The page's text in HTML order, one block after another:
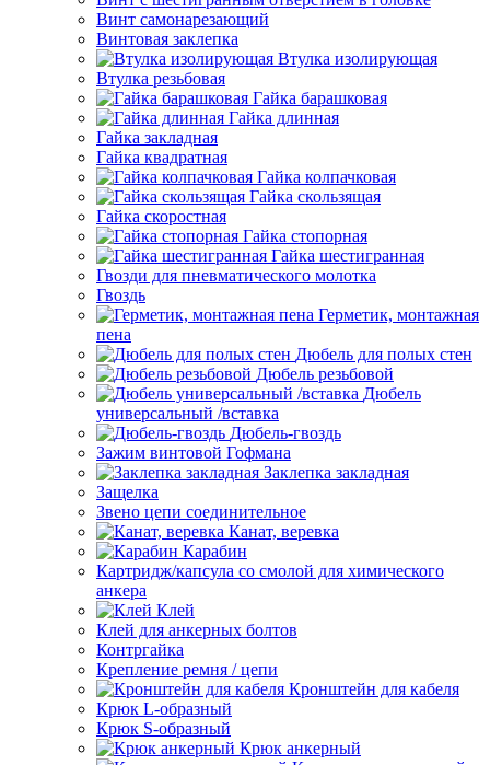
Винт самонарезающий
Винтовая заклепка
Втулка изолирующая
Втулка резьбовая
Гайка барашковая
Гайка длинная
Гайка закладная
Гайка квадратная
Гайка колпачковая
Гайка скользящая
Гайка скоростная
Гайка стопорная
Гайка шестигранная
Гвозди для пневматического молотка
Гвоздь
Герметик, монтажная
пена
Дюбель для полых стен
Дюбель резьбовой
Дюбель
универсальный /вставка
Дюбель-гвоздь
Зажим винтовой Гофмана
Заклепка закладная
Защелка
Звено цепи соединительное
Канат, веревка
Карабин
Картридж/капсула со смолой для химического
анкера
Клей
Клей для анкерных болтов
Контргайка
Крепление ремня / цепи
Кронштейн для кабеля
Крюк L-образный
Крюк S-образный
Крюк анкерный